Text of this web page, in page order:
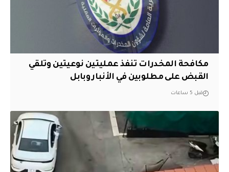
مكافحة المخدرات تنفذ عمليتين نوعيتين وتلقي
القبض على مطلوبين في الأنبار وبابل
قبل 5 ساعات